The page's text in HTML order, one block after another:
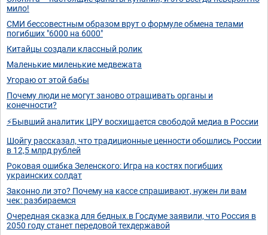
мило!
СМИ бессовестным образом врут о формуле обмена телами
погибших "6000 на 6000"
Китайцы создали классный ролик
Маленькие миленькие медвежата
Угораю от этой бабы
Почему люди не могут заново отращивать органы и
конечности?
⚡️Бывший аналитик ЦРУ восхищается свободой медиа в России
Шойгу рассказал, что традиционные ценности обошлись России
в 12,5 млрд рублей
Роковая ошибка Зеленского: Игра на костях погибших
украинских солдат
Законно ли это? Почему на кассе спрашивают, нужен ли вам
чек: разбираемся
Очередная сказка для бедных.в Госдуме заявили, что Россия в
2050 году станет передовой техдержавой